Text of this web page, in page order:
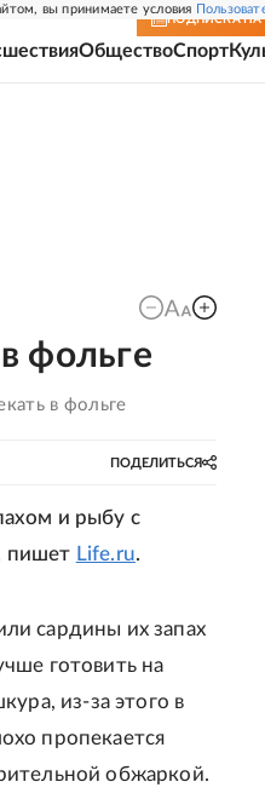
вы принимаете условия
ПОДПИСКА НА
ОбществоСпорт
фольге
в фольге
ПОДЕЛИТЬСЯ
и рыбу с
пишет Life.ru.
сардины их запах
готовить на
из-за этого в
пропекается
обжаркой.